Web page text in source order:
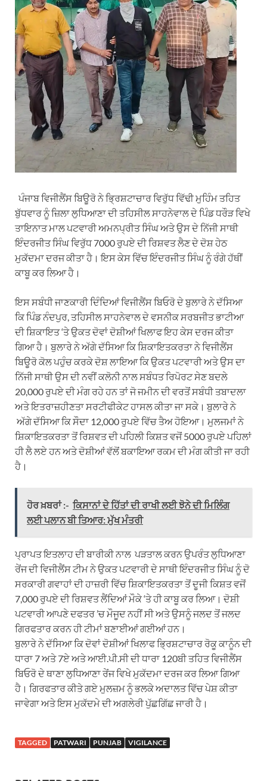
ਪੰਜਾਬ ਵਿਜੀਲੈਂਸ ਬਿਊਰੋ ਨੇ ਭਿ੍ਰਸ਼ਟਾਚਾਰ ਵਿਰੁੱਧ ਵਿੱਢੀ ਮੁਹਿੰਮ ਤਹਿਤ
ਬੁੱਧਵਾਰ ਨੂੰ ਜ਼ਿਲਾ ਲੁਧਿਆਣਾ ਦੀ ਤਹਿਸੀਲ ਸਾਹਨੇਵਾਲ ਦੇ ਪਿੰਡ ਧਰੌੜ ਵਿਖੇ
ਤਾਇਨਾਤ ਮਾਲ ਪਟਵਾਰੀ ਅਮਨਪ੍ਰੀਤ ਸਿੰਘ ਅਤੇ ਉਸ ਦੇ ਨਿੱਜੀ ਸਾਥੀ
ਇੰਦਰਜੀਤ ਸਿੰਘ ਵਿਰੁੱਧ 7000 ਰੁਪਏ ਦੀ ਰਿਸ਼ਵਤ ਲੈਣ ਦੇ ਦੋਸ਼ ਹੇਠ
ਮੁਕੱਦਮਾ ਦਰਜ ਕੀਤਾ ਹੈ। ਇਸ ਕੇਸ ਵਿੱਚ ਇੰਦਰਜੀਤ ਸਿੰਘ ਨੂੰ ਰੰਗੇ ਹੱਥੀਂ
ਕਾਬੂ ਕਰ ਲਿਆ ਹੈ।
ਇਸ ਸਬੰਧੀ ਜਾਣਕਾਰੀ ਦਿੰਦਿਆਂ ਵਿਜੀਲੈਂਸ ਬਿਓਰੋ ਦੇ ਬੁਲਾਰੇ ਨੇ ਦੱਸਿਆ
ਕਿ ਪਿੰਡ ਨੰਦਪੁਰ, ਤਹਿਸੀਲ ਸਾਹਨੇਵਾਲ ਦੇ ਵਸਨੀਕ ਸਰਬਜੀਤ ਭਾਟੀਆ
ਦੀ ਸ਼ਿਕਾਇਤ ‘ਤੇ ਉਕਤ ਦੋਵਾਂ ਦੋਸ਼ੀਆਂ ਖਿਲਾਫ ਇਹ ਕੇਸ ਦਰਜ ਕੀਤਾ
ਗਿਆ ਹੈ। ਬੁਲਾਰੇ ਨੇ ਅੱਗੇ ਦੱਸਿਆ ਕਿ ਸ਼ਿਕਾਇਤਕਰਤਾ ਨੇ ਵਿਜੀਲੈਂਸ
ਬਿਊਰੋ ਕੋਲ ਪਹੁੰਚ ਕਰਕੇ ਦੋਸ਼ ਲਾਇਆ ਕਿ ਉਕਤ ਪਟਵਾਰੀ ਅਤੇ ਉਸ ਦਾ
ਨਿੱਜੀ ਸਾਥੀ ਉਸ ਦੀ ਨਵੀਂ ਕਲੋਨੀ ਨਾਲ ਸਬੰਧਤ ਰਿਪੋਰਟ ਸੇਣ ਬਦਲੇ
20,000 ਰੁਪਏ ਦੀ ਮੰਗ ਰਹੇ ਹਨ ਤਾਂ ਜੋ ਜਮੀਨ ਦੀ ਵਰਤੋਂ ਸਬੰਧੀ ਤਬਾਦਲਾ
ਅਤੇ ਇਤਰਾਜ਼ਹੀਣਤਾ ਸਰਟੀਫੀਕੇਟ ਹਾਸਲ ਕੀਤਾ ਜਾ ਸਕੇ। ਬੁਲਾਰੇ ਨੇ
ਅੱਗੇ ਦੱਸਿਆ ਕਿ ਸੌਦਾ 12,000 ਰੁਪਏ ਵਿੱਚ ਤੈਅ ਹੋਇਆ। ਮੁਲਜਮਾਂ ਨੇ
ਸ਼ਿਕਾਇਤਕਰਤਾ ਤੋਂ ਰਿਸ਼ਵਤ ਦੀ ਪਹਿਲੀ ਕਿਸ਼ਤ ਵਜੋਂ 5000 ਰੁਪਏ ਪਹਿਲਾਂ
ਹੀ ਲੈ ਲਏ ਹਨ ਅਤੇ ਦੋਸ਼ੀਆਂ ਵੱਲੋਂ ਬਕਾਇਆ ਰਕਮ ਦੀ ਮੰਗ ਕੀਤੀ ਜਾ ਰਹੀ
ਹੈ।
ਹੋਰ ਖ਼ਬਰਾਂ :- ਕਿਸਾਨਾਂ ਦੇ ਹਿੱਤਾਂ ਦੀ ਰਾਖੀ ਲਈ ਝੋਨੇ ਦੀ ਮਿਲਿੰਗ
ਲਈ ਪਲਾਨ ਬੀ ਤਿਆਰ: ਮੁੱਖ ਮੰਤਰੀ
ਪ੍ਰਾਪਤ ਇਤਲਾਹ ਦੀ ਬਾਰੀਕੀ ਨਾਲ ਪੜਤਾਲ ਕਰਨ ਉਪਰੰਤ ਲੁਧਿਆਣਾ
ਰੇਂਜ ਦੀ ਵਿਜੀਲੈਂਸ ਟੀਮ ਨੇ ਉਕਤ ਪਟਵਾਰੀ ਦੇ ਸਾਥੀ ਇੰਦਰਜੀਤ ਸਿੰਘ ਨੂੰ ਦੋ
ਸਰਕਾਰੀ ਗਵਾਹਾਂ ਦੀ ਹਾਜ਼ਰੀ ਵਿੱਚ ਸ਼ਿਕਾਇਤਕਰਤਾ ਤੋਂ ਦੂਜੀ ਕਿਸ਼ਤ ਵਜੋਂ
7,000 ਰੁਪਏ ਦੀ ਰਿਸ਼ਵਤ ਲੈਂਦਿਆਂ ਮੌਕੇ ‘ਤੇ ਹੀ ਕਾਬੂ ਕਰ ਲਿਆ। ਦੋਸ਼ੀ
ਪਟਵਾਰੀ ਆਪਣੇ ਦਫਤਰ ’ਚ ਮੌਜੂਦ ਨਹੀਂ ਸੀ ਅਤੇ ਉਸਨੂੰ ਜਲਦ ਤੋਂ ਜਲਦ
ਗਿਰਫਤਾਰ ਕਰਨ ਹੀ ਟੀਮਾਂ ਬਣਾਈਆਂ ਗਈਆਂ ਹਨ।
ਬੁਲਾਰੇ ਨੇ ਦੱਸਿਆ ਕਿ ਦੋਵਾਂ ਦੋਸ਼ੀਆਂ ਖਿਲਾਫ ਭਿ੍ਰਸ਼ਟਾਚਾਰ ਰੋਕੂ ਕਾਨੂੰਨ ਦੀ
ਧਾਰਾ 7 ਅਤੇ 7ਏ ਅਤੇ ਆਈ.ਪੀ.ਸੀ ਦੀ ਧਾਰਾ 120ਬੀ ਤਹਿਤ ਵਿਜੀਲੈਂਸ
ਬਿਓਰੋ ਦੇ ਥਾਣਾ ਲੁਧਿਆਣਾ ਰੇਂਜ ਵਿਖੇ ਮੁਕੱਦਮਾ ਦਰਜ ਕਰ ਲਿਆ ਗਿਆ
ਹੈ। ਗਿਰਫਤਾਰ ਕੀਤੇ ਗਏ ਮੁਲਜ਼ਮ ਨੂੰ ਭਲਕੇ ਅਦਾਲਤ ਵਿੱਚ ਪੇਸ਼ ਕੀਤਾ
ਜਾਵੇਗਾ ਅਤੇ ਇਸ ਮੁਕੱਦਮੇ ਦੀ ਅਗਲੇਰੀ ਪੁੱਛਗਿੱਛ ਜਾਰੀ ਹੈ।
TAGGED PATWARI PUNJAB VIGILANCE